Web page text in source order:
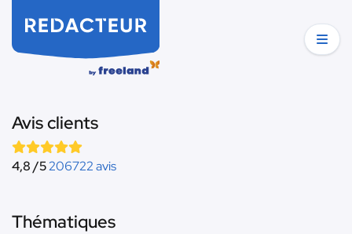
Avis clients
4,8 /5206722 avis
Thématiques